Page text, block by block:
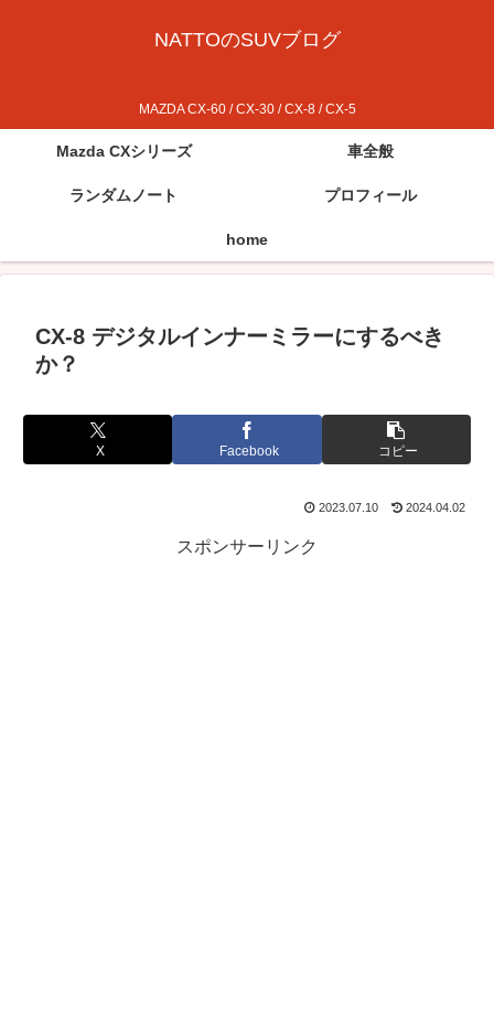
NATTOのSUVブログ
MAZDA CX-60 / CX-30 / CX-8 / CX-5
Mazda CXシリーズ 車全般
ランダムノート プロフィール
home
CX-8 デジタルインナーミラーにするべき
か？
X Facebook コピー
2023.07.10 2024.04.02
スポンサーリンク